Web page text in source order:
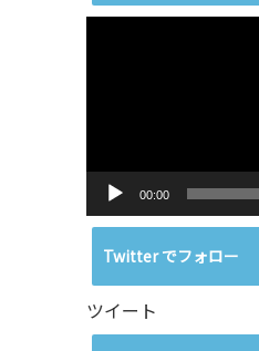
00:00
Twitter でフォロー
ツイート